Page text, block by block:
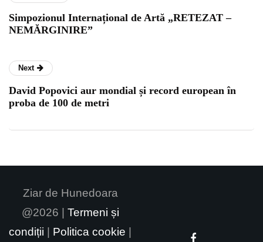
Simpozionul Internațional de Artă „RETEZAT –
NEMĂRGINIRE”
Next
David Popovici aur mondial și record european în
proba de 100 de metri
Ziar de Hunedoara
@2026 | Termeni și
condiții
Politica cookie